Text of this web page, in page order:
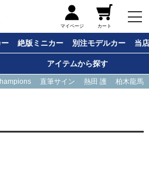
マイページ カート
絶版ミニカー 別注モデルカー 当
アイテムから探す
直筆サイン 熱田 護 柏木龍馬